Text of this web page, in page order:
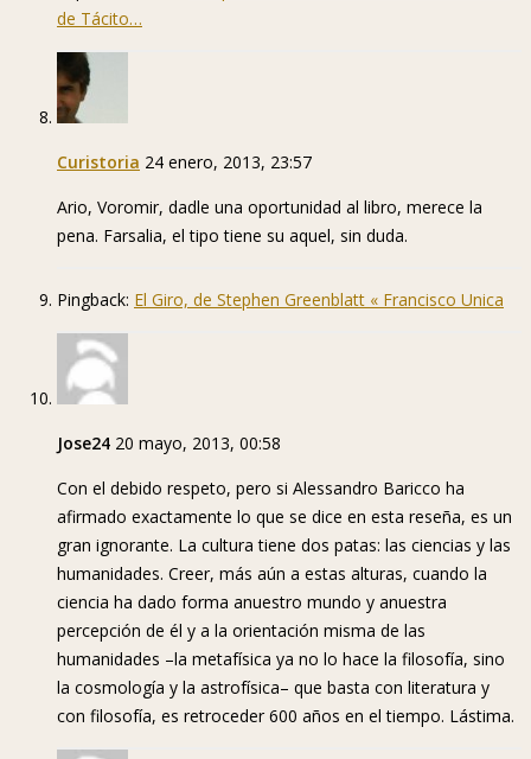
de Tácito…
Curistoria 24 enero, 2013, 23:57
Ario, Voromir, dadle una oportunidad al libro, merece la
pena. Farsalia, el tipo tiene su aquel, sin duda.
Pingback: El Giro, de Stephen Greenblatt « Francisco Unica
Jose24 20 mayo, 2013, 00:58
Con el debido respeto, pero si Alessandro Baricco ha
afirmado exactamente lo que se dice en esta reseña, es un
gran ignorante. La cultura tiene dos patas: las ciencias y las
humanidades. Creer, más aún a estas alturas, cuando la
ciencia ha dado forma anuestro mundo y anuestra
percepción de él y a la orientación misma de las
humanidades –la metafísica ya no lo hace la filosofía, sino
la cosmología y la astrofísica– que basta con literatura y
con filosofía, es retroceder 600 años en el tiempo. Lástima.